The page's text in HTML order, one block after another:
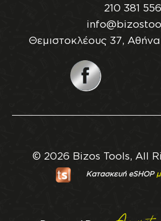
210 381
Θεμιστοκλέους 37,
© 2026 Bizos Tools, All
Κατασκευή eSHOP